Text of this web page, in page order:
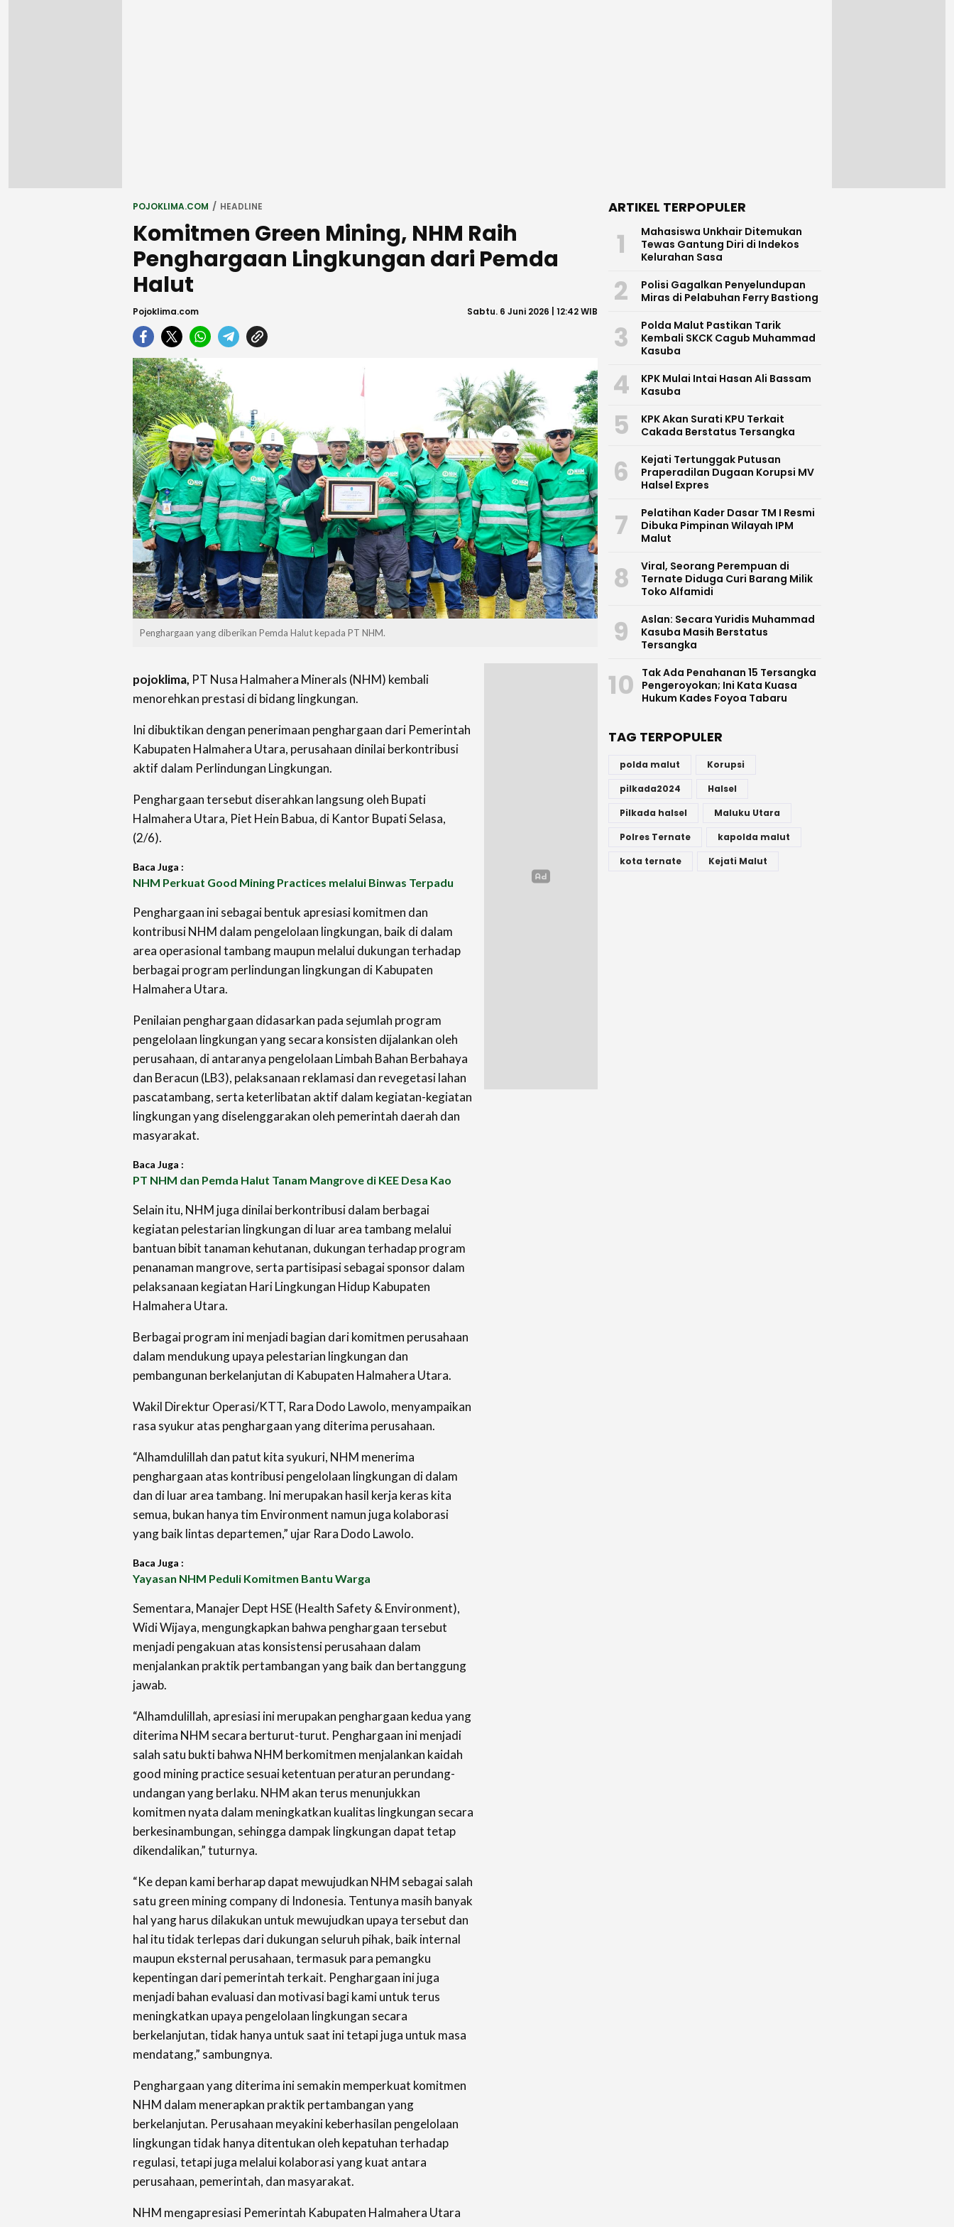
POJOKLIMA.COM HEADLINE
Komitmen Green Mining, NHM Raih
Penghargaan Lingkungan dari Pemda
Halut
Pojoklima.com Sabtu. 6 Juni 2026 | 12:42 WIB
Penghargaan yang diberikan Pemda Halut kepada PT NHM.
pojoklima, PT Nusa Halmahera Minerals (NHM) kembali
menorehkan prestasi dibidang lingkungan.
Ini dibuktikan dengan penerimaan penghargaan dari Pemerintah
Kabupaten Halmahera Utara, perusahaan dinilai berkontribusi
aktif dalam Perlindungan Lingkungan.
Penghargaan tersebut diserahkan langsung oleh Bupati
Halmahera Utara, Piet Hein Babua, di Kantor Bupati Selasa,
(2/6).
Baca Juga :
NHM Perkuat Good Mining Practices melalui Binwas Terpadu
Penghargaan ini sebagai bentuk apresiasi komitmen dan
kontribusi NHM dalam pengelolaan lingkungan, baik di dalam
area operasional tambang maupun melalui dukungan terhadap
berbagai program perlindungan lingkungan di Kabupaten
Halmahera Utara.
Penilaian penghargaan didasarkan pada sejumlah program
pengelolaan lingkungan yang secara konsisten dijalankan oleh
perusahaan, di antaranya pengelolaan Limbah Bahan Berbahaya
dan Beracun (LB3), pelaksanaan reklamasi dan revegetasi lahan
pascatambang, serta keterlibatan aktif dalam kegiatan-kegiatan
lingkungan yang diselenggarakan oleh pemerintah daerah dan
masyarakat.
Baca Juga :
PT NHM dan Pemda Halut Tanam Mangrove di KEE Desa Kao
Selain itu, NHM juga dinilai berkontribusi dalam berbagai
kegiatan pelestarian lingkungan di luar area tambang melalui
bantuan bibit tanaman kehutanan, dukungan terhadap program
penanaman mangrove, serta partisipasi sebagai sponsor dalam
pelaksanaan kegiatan HariLingkungan Hidup Kabupaten
Halmahera Utara.
Berbagai program ini menjadi bagian dari komitmen perusahaan
dalam mendukung upaya pelestarian lingkungan dan
pembangunan berkelanjutan di Kabupaten Halmahera Utara.
Wakil Direktur Operasi/KTT, Rara Dodo Lawolo, menyampaikan
rasa syukur atas penghargaan yang diterima perusahaan.
“Alhamdulillah dan patut kita syukuri, NHM menerima
penghargaan atas kontribusi pengelolaan lingkungan di dalam
dan di luar area tambang. Ini merupakan hasil kerja keras kita
semua, bukan hanya tim Environment namun juga kolaborasi
yang baik lintas departemen,” ujar Rara Dodo Lawolo.
Baca Juga :
Yayasan NHM Peduli Komitmen Bantu Warga
Sementara, Manajer Dept HSE (Health Safety & Environment),
Widi Wijaya, mengungkapkan bahwa penghargaan tersebut
menjadi pengakuan atas konsistensi perusahaan dalam
menjalankan praktik pertambangan yang baik dan bertanggung
jawab.
“Alhamdulillah, apresiasi ini merupakan penghargaan kedua yang
diterima NHM secara berturut-turut. Penghargaan ini menjadi
salah satu bukti bahwa NHM berkomitmen menjalankan kaidah
good mining practice sesuai ketentuan peraturan perundang-
undangan yang berlaku. NHM akan terus menunjukkan
komitmen nyata dalam meningkatkan kualitas lingkungan secara
berkesinambungan, sehingga dampak lingkungan dapat tetap
dikendalikan,” tuturnya.
“Ke depan kami berharap dapat mewujudkan NHM sebagai salah
satu green mining company di Indonesia. Tentunya masih banyak
hal yang harus dilakukan untuk mewujudkan upaya tersebut dan
hal itu tidak terlepas dari dukungan seluruh pihak, baik internal
maupun eksternal perusahaan, termasuk para pemangku
kepentingan dari pemerintah terkait. Penghargaan ini juga
menjadi bahan evaluasi dan motivasi bagi kami untuk terus
meningkatkan upaya pengelolaan lingkungan secara
berkelanjutan, tidak hanya untuk saat ini tetapi juga untuk masa
mendatang,” sambungnya.
Penghargaan yang diterima ini semakin memperkuat komitmen
NHM dalam menerapkan praktik pertambangan yang
berkelanjutan. Perusahaan meyakini keberhasilan pengelolaan
lingkungan tidak hanya ditentukan oleh kepatuhanterhadap
regulasi, tetapi juga melalui kolaborasi yang kuat antara
perusahaan, pemerintah, dan masyarakat.
NHM mengapresiasi Pemerintah Kabupaten Halmahera Utara
ARTIKEL TERPOPULER
1
Mahasiswa Unkhair Ditemukan
Tewas Gantung Diri di Indekos
Kelurahan Sasa
2
Polisi Gagalkan Penyelundupan
Miras di Pelabuhan Ferry Bastiong
3
Polda Malut Pastikan Tarik
Kembali SKCK Cagub Muhammad
Kasuba
4
KPK Mulai Intai Hasan Ali Bassam
Kasuba
5
KPK Akan Surati KPU Terkait
Cakada Berstatus Tersangka
6
Kejati Tertunggak Putusan
Praperadilan Dugaan Korupsi MV
Halsel Expres
7
Pelatihan Kader Dasar TM I Resmi
Dibuka Pimpinan Wilayah IPM
Malut
8
Viral, Seorang Perempuan di
Ternate Diduga Curi Barang Milik
Toko Alfamidi
9
Aslan: Secara Yuridis Muhammad
Kasuba Masih Berstatus
Tersangka
10
Tak Ada Penahanan 15 Tersangka
Pengeroyokan; Ini Kata Kuasa
Hukum Kades Foyoa Tabaru
TAG TERPOPULER
polda malut
Korupsi
pilkada2024
Halsel
Pilkada halsel
Maluku Utara
Polres Ternate
kapolda malut
kota ternate
Kejati Malut